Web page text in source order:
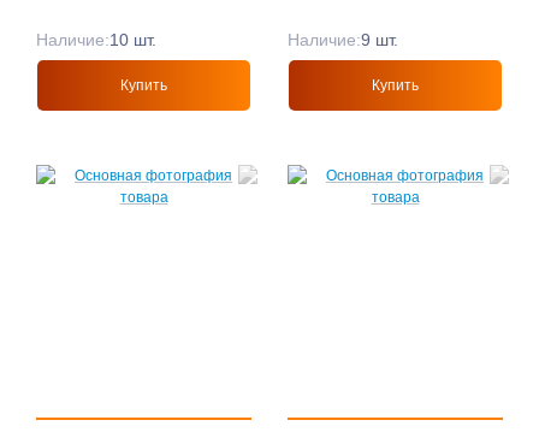
Наличие:10 шт.
Купить
Наличие:9 шт.
Купить